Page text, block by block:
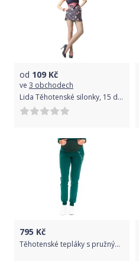
od 109 Kč
ve 3 obchodech
Lida Těhotenské silonky, 15 den - grafitové, vel. XXL
795 Kč
Těhotenské tepláky s pružným pasem - CHOCOLATE ADDICT mořské zelené - BeMaaMaa velikost L (40)